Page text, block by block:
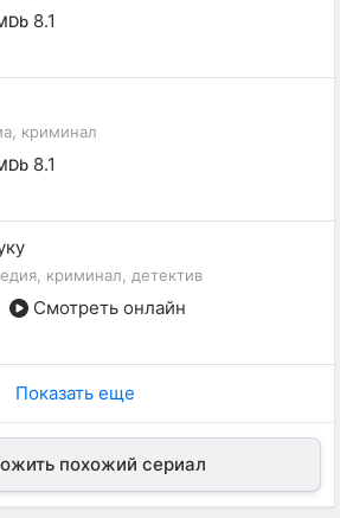
8.1
криминал
8.1
криминал, детектив
Смотреть онлайн
Показать еще
похожий сериал